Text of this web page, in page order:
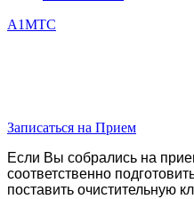
А1МТС
Записаться на Прием
Если Вы собрались на
соответственно
поставить очистительную